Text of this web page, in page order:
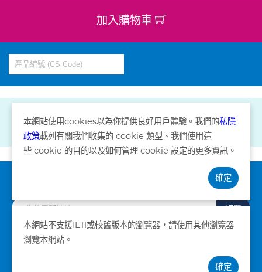
加入購物車
訂閱
私隱政策 條款及細則
本網站使用cookies以為你提供良好用戶體驗。我們的私隱
政策載列有關我們收集的 cookie 類型、我們使用這
些 cookie 的目的以及如何管理 cookie 設定的更多資訊。
確定
本網站不支援IE11或較舊版本的瀏覽器，請使用其他瀏覽器
瀏覽本網站。
確定